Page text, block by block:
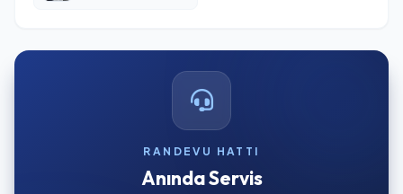
RANDEVU HATTI
Anında Servis